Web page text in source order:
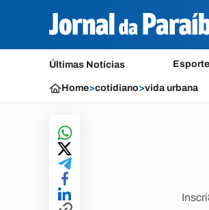
Últimas Notícias
Home>cotidiano>vida urbana